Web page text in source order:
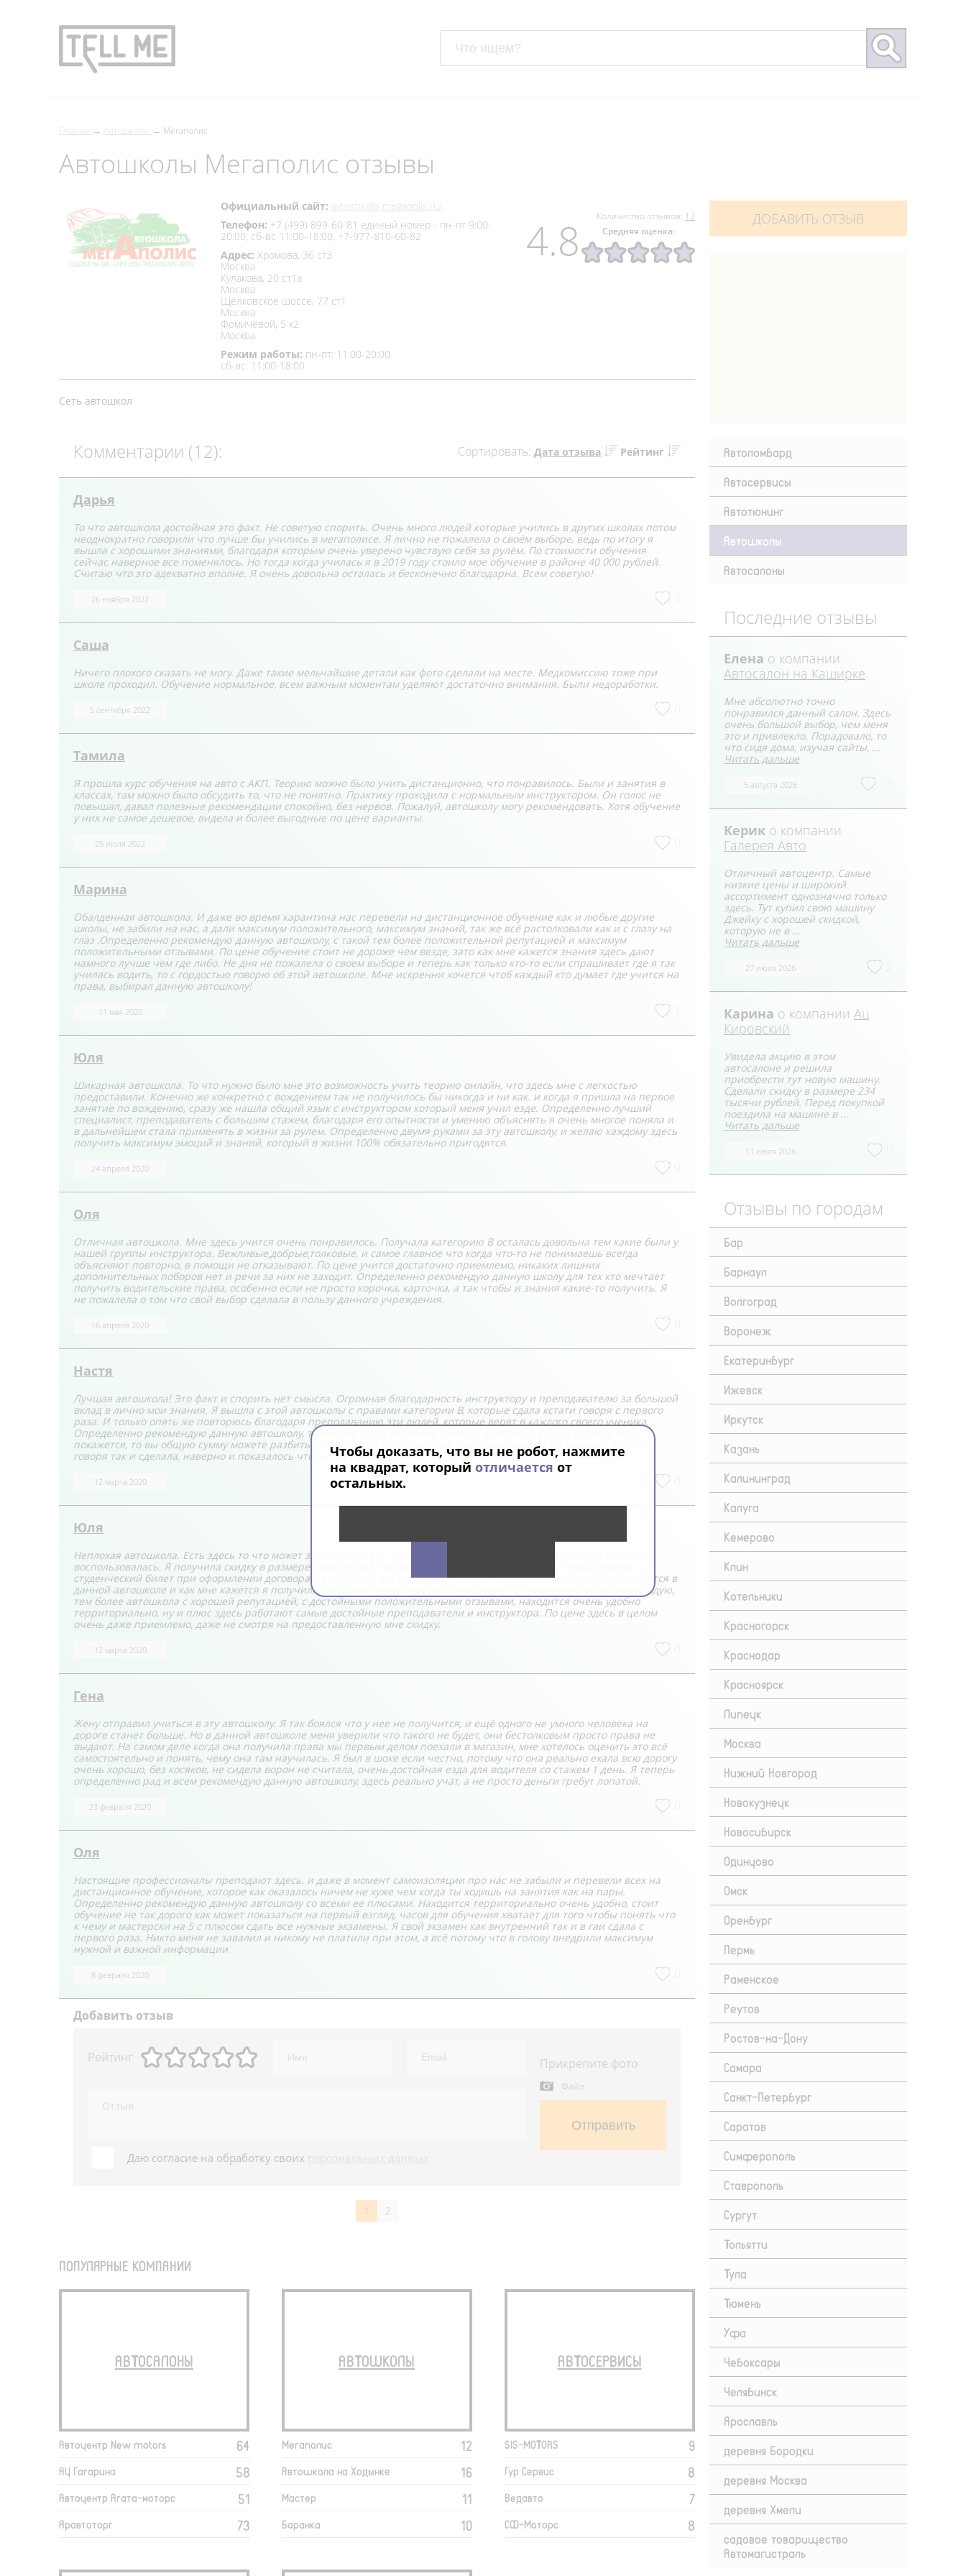
Главная Автошколы Мегаполис
Автошколы Мегаполис отзывы
Количество отзывов: 12
Средняя оценка:
4.8
Официальный сайт: avtoshkola-megapolis.ru/
Телефон: +7 (499) 899‒60‒81 единый номер - пн-пт 9:00-
20:00; сб-вс 11:00-18:00, +7‒977‒810‒60‒82
Адрес: Хромова, 36 ст3
Москва
Кулакова, 20 ст1а
Москва
Щёлковское шоссе, 77 ст1
Москва
Фомичёвой, 5 к2
Москва
Режим работы: пн-пт: 11:00-20:00
сб-вс: 11:00-18:00
Сеть автошкол
Комментарии (12): Сортировать: Дата отзыва Рейтинг
Дарья
То что автошкола достойная это факт. Не советую спорить. Очень много людей которые учились в других школах потом
неоднократно говорили что лучше бы учились в мегаполисе. Я лично не пожалела о своём выборе, ведь по итогу я
вышла с хорошими знаниями, благодаря которым очень уверено чувствую себя за рулём. По стоимости обучения
сейчас наверное все поменялось. Но тогда когда училась я в 2019 году стоило мое обучение в районе 40 000 рублей.
Считаю что это адекватно вполне. Я очень довольна осталась и бесконечно благодарна. Всем советую!
26 ноября 2022
Саша
Ничего плохого сказать не могу. Даже такие мельчайшие детали как фото сделали на месте. Медкомиссию тоже при
школе проходил. Обучение нормальное, всем важным моментам уделяют достаточно внимания. Были недоработки.
5 сентября 2022
Тамила
Я прошла курс обучения на авто с АКП. Теорию можно было учить дистанционно, что понравилось. Были и занятия в
классах, там можно было обсудить то, что не понятно. Практику проходила с нормальным инструктором. Он голос не
повышал, давал полезные рекомендации спокойно, без нервов. Пожалуй, автошколу могу рекомендовать. Хотя обучение
у них не самое дешевое, видела и более выгодные по цене варианты.
25 июля 2022
Марина
Обалденная автошкола. И даже во время карантина нас перевели на дистанционное обучение как и любые другие
школы, не забили на нас, а дали максимум положительного, максимум знаний, так же всё растолковали как и с глазу на
глаз .Определенно рекомендую данную автошколу, с такой тем более положительной репутацией и максимум
положительными отзывами. По цене обучение стоит не дороже чем везде, зато как мне кажется знания здесь дают
намного лучше чем где либо. Не дня не пожалела о своем выборе и теперь как только кто-то если спрашивает где я так
училась водить, то с гордостью говорю об этой автошколе. Мне искренни хочется чтоб каждый кто думает где учится на
права, выбирал данную автошколу!
11 мая 2020
Юля
Шикарная автошкола. То что нужно было мне это возможность учить теорию онлайн, что здесь мне с легкостью
предоставили. Конечно же конкретно с вождением так не получилось бы никогда и ни как. и когда я пришла на первое
занятие по вождению, сразу же нашла общий язык с инструктором который меня учил езде. Определенно лучший
специалист, преподаватель с большим стажем, благодаря его опытности и умению объяснять я очень многое поняла и
в дальнейшем стала применять в жизни за рулем. Определенно двумя руками за эту автошколу, и желаю каждому здесь
получить максимум эмоций и знаний, который в жизни 100% обязательно пригодятся.
24 апреля 2020
Оля
Отличная автошкола. Мне здесь учится очень понравилось. Получала категорию В осталась довольна тем какие были у
нашей группы инструктора. Вежливые,добрые,толковые, и самое главное что когда что-то не понимаешь всегда
объясняют повторно, в помощи не отказывают. По цене учится достаточно приемлемо, никаких лишних
дополнительных поборов нет и речи за них не заходит. Определенно рекомендую данную школу для тех кто мечтает
получить водительские права, особенно если не просто корочка, карточка, а так чтобы и знания какие-то получить. Я
не пожалела о том что свой выбор сделала в пользу данного учреждения.
16 апреля 2020
Настя
Лучшая автошкола! Это факт и спорить нет смысла. Огромная благодарность инструктору и преподавателю за большой
вклад в лично мои знания. Я вышла с этой автошколы с правами категории В, которые сдала кстати говоря с первого
раза. И только опять же повторюсь благодаря преподаванию эти людей, которые верят в каждого своего ученика.
Определенно рекомендую данную автошколу, тем более что и обучение у них не дорогое. А если и дорогое вам
покажется, то вы общую сумму можете разбить на несколько раз и тогда не так сильно ударит по карману, я кстати
говоря так и сделала, наверно и показалось что не так накладно.
12 марта 2020
Юля
Неплохая автошкола. Есть здесь то что может заинтересовать. Здесь даже скидки есть. Я допустим одной из таких
воспользовалась. Я получила скидку в размере 2000 рублей потому что являюсь студентом вуза. Предоставляю
студенческий билет при оформлении договора на обучении эту скидку без проблем мне сделали. Понравилось учится в
данной автошколе и как мне кажется я получила здесь максимум полезного и важного. Определенно всем рекомендую,
тем более автошкола с хорошей репутацией, с достойными положительными отзывами, находится очень удобно
территориально, ну и плюс здесь работают самые достойные преподаватели и инструктора. По цене здесь в целом
очень даже приемлемо, даже не смотря на предоставленную мне скидку.
12 марта 2020
Гена
Жену отправил учиться в эту автошколу. Я так боялся что у нее не получится, и ещё одного не умного человека на
дороге станет больше. Но в данной автошколе меня уверили что такого не будет, они бестолковым просто права не
выдают. На самом деле когда она получила права мы первым делом поехали в магазин, мне хотелось оценить это всё
самостоятельно и понять, чему она там научилась. Я был в шоке если честно, потому что она реально ехала всю дорогу
очень хорошо, без косяков, не сидела ворон не считала, очень достойная езда для водителя со стажем 1 день. Я теперь
определенно рад и всем рекомендую данную автошколу, здесь реально учат, а не просто деньги гребут лопатой.
23 февраля 2020
Оля
Настоящие профессионалы преподают здесь. и даже в момент самоизоляции про нас не забыли и перевели всех на
дистанционное обучение, которое как оказалось ничем не хуже чем когда ты ходишь на занятия как на пары.
Определенно рекомендую данную автошколу со всеми ее плюсами. Находится территориально очень удобно, стоит
обучение не так дорого как может показаться на первый взгляд, часов для обучения хватает для того чтобы понять что
к чему и мастерски на 5 с плюсом сдать все нужные экзамены. Я свой экзамен как внутренний так и в гаи сдала с
первого раза. Никто меня не завалил и никому не платили при этом, а всё потому что в голову внедрили максимум
нужной и важной информации
8 февраля 2020
Добавить отзыв
Рейтинг
Даю согласие на обработку своих персональных данных
Прикрепите фото
Файл
Отправить
1 2
ПОПУЛЯРНЫЕ КОМПАНИИ
АВТОСАЛОНЫ
64
Автоцентр New motors
58
АЦ Гагарина
51
Автоцентр Агата-моторс
73
Яравтоторг
АВТОШКОЛЫ
12
Мегаполис
16
Автошкола на Ходынке
11
Мастер
10
Баранка
АВТОСЕРВИСЫ
9
SIS-MOTORS
8
Гур Сервис
7
Ведавто
8
СФ-Моторс
ДОБАВИТЬ ОТЗЫВ
Автоломбард
Автосервисы
Автотюнинг
Автошколы
Автосалоны
Последние отзывы
Елена о компании
Автосалон на Каширке
Мне абсолютно точно
понравился данный салон. Здесь
очень большой выбор, чем меня
это и привлекло. Порадовало, то
что сидя дома, изучая сайты, ...
Читать дальше
5 августа 2026
Керик о компании
Галерея Авто
Отличный автоцентр. Самые
низкие цены и широкий
ассортимент однозначно только
здесь. Тут купил свою машину
Джейку с хорошей скидкой,
которую не в ...
Читать дальше
27 июля 2026
Карина о компании Ац
Кировский
Увидела акцию в этом
автосалоне и решила
приобрести тут новую машину.
Сделали скидку в размере 234
тысячи рублей. Перед покупкой
поездила на машине в ...
Читать дальше
11 июля 2026
Отзывы по городам
Бар
Барнаул
Волгоград
Воронеж
Екатеринбург
Ижевск
Иркутск
Казань
Калининград
Калуга
Кемерово
Клин
Котельники
Красногорск
Краснодар
Красноярск
Липецк
Москва
Нижний Новгород
Новокузнецк
Новосибирск
Одинцово
Омск
Оренбург
Пермь
Раменское
Реутов
Ростов-на-Дону
Самара
Санкт-Петербург
Саратов
Симферополь
Ставрополь
Сургут
Тольятти
Тула
Тюмень
Уфа
Чебоксары
Челябинск
Ярославль
деревня Бородки
деревня Москва
деревня Хмели
садовое товарищество
Автомагистраль
Чтобы доказать, что вы не робот, нажмите
на квадрат, который отличается от
остальных.